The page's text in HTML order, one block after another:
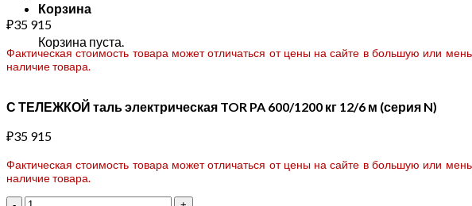
Корзина
Корзина пуста.
₽35 915
Фактическая стоимость товара может отличаться от цены на сайте в большую или
наличие товара.
С ТЕЛЕЖКОЙ таль электрическая TOR PA 600/1200 кг 12/6 м (серия N)
₽35 915
Фактическая стоимость товара может отличаться от цены на сайте в большую или
наличие товара.
Количество